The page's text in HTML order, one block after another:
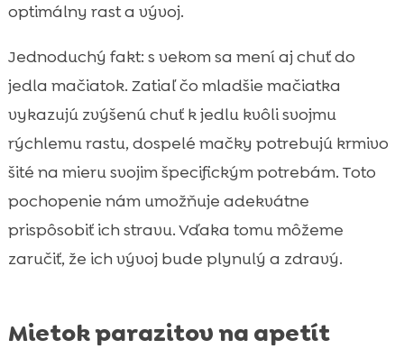
optimálny rast a vývoj.
Jednoduchý fakt: s vekom sa mení aj chuť do
jedla mačiatok. Zatiaľ čo mladšie mačiatka
vykazujú zvýšenú chuť k jedlu kvôli svojmu
rýchlemu rastu, dospelé mačky potrebujú krmivo
šité na mieru svojim špecifickým potrebám. Toto
pochopenie nám umožňuje adekvátne
prispôsobiť ich stravu. Vďaka tomu môžeme
zaručiť, že ich vývoj bude plynulý a zdravý.
Mietok parazitov na apetít